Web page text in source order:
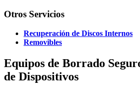
Otros Servicios
Recuperación de Discos Internos
Removibles
Equipos de Borrado
de Dispositivos